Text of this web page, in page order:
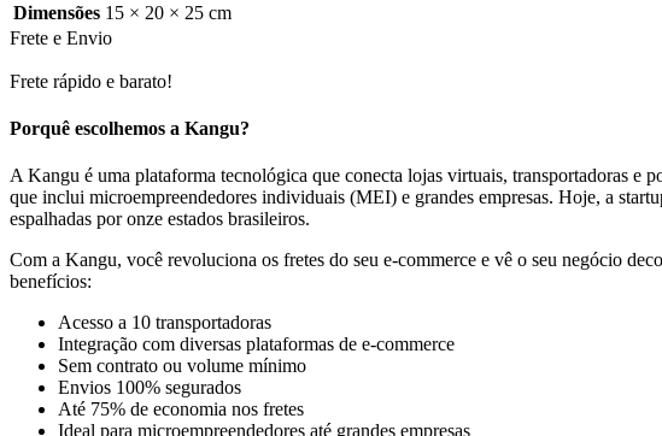
Dimensões 15 × 20 × 25 cm
Frete e Envio
Frete rápido e barato!
Porquê escolhemos a Kangu?
A Kangu é uma plataforma tecnológica que conecta lojas virtuais, transportadoras e
que inclui microempreendedores individuais (MEI) e grandes empresas. Hoje, a
espalhadas por onze estados brasileiros.
Com a Kangu, você revoluciona os fretes do seu e-commerce e vê o seu negócio
benefícios:
Acesso a 10 transportadoras
Integração com diversas plataformas de e-commerce
Sem contrato ou volume mínimo
Envios 100% segurados
Até 75% de economia nos fretes
Ideal para microempreendedores até grandes empresas